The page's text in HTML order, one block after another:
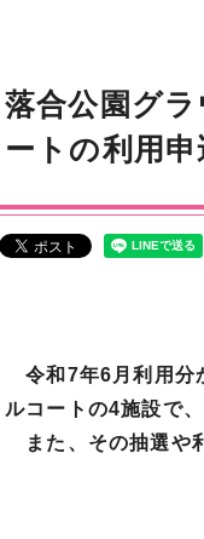
落合公園グ
ートの利用
令和7年6月利用分
ルコートの4施設で
また、その抽選や